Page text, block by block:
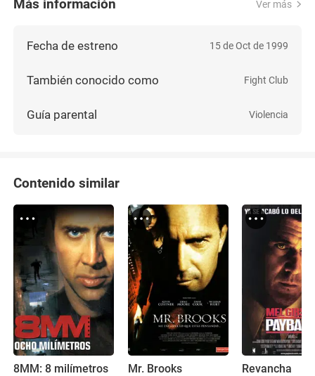
Más información Ver más
Fecha de estreno 15 de Oct de 1999
También conocido como Fight Club
Guía parental Violencia
Contenido similar
8MM: 8 milímetros Mr. Brooks Revancha